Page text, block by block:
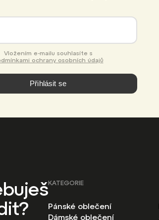
ochrany osobních údajů
Přihlásit se
KATEGORIE
Pánské oblečení
Dámské oblečení